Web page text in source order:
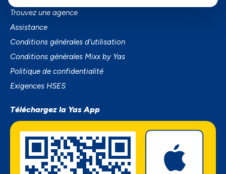
Trouvez une agence
Assistance
Conditions générales d’utilisation
Conditions générales Mixx by Yas
Politique de confidentialité
Exigences HSES
Téléchargez la Yas App